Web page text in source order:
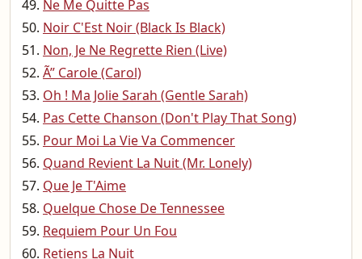
Ne Me Quitte Pas
Noir C'Est Noir (Black Is Black)
Non, Je Ne Regrette Rien (Live)
Ã” Carole (Carol)
Oh ! Ma Jolie Sarah (Gentle Sarah)
Pas Cette Chanson (Don't Play That Song)
Pour Moi La Vie Va Commencer
Quand Revient La Nuit (Mr. Lonely)
Que Je T'Aime
Quelque Chose De Tennessee
Requiem Pour Un Fou
Retiens La Nuit